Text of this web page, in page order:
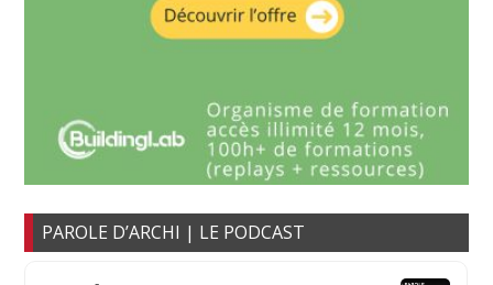
PAROLE D’ARCHI | LE PODCAST